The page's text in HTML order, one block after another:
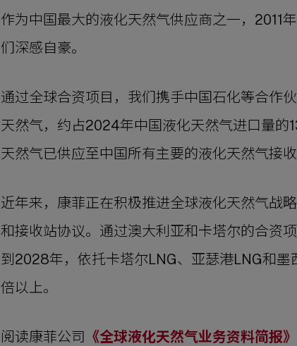
作为中国最大的液化天然气供应商之一，2011
们深感自豪。
通过全球合资项目，我们携手中国石化等合作
天然气，约占2024年中国液化天然气进口量
天然气已供应至中国所有主要的液化天然气接收
近年来，康菲正在积极推进全球液化天然气战
和接收站协议。通过澳大利亚和卡塔尔的合资
到2028年，依托卡塔尔LNG、亚瑟港LNG和
倍以上。
阅读康菲公司 《全球液化天然气业务资料简报》